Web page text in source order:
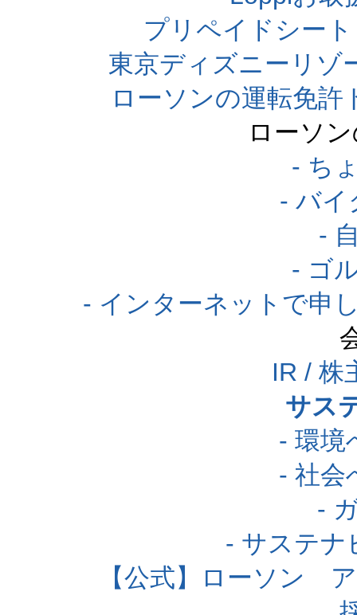
プリペイドシー
東京ディズニーリゾ
ローソンの運転免
ローソ
- ち
- バイ
-
- ゴ
- インターネットで申
IR / 株
サス
- 環境
- 社会
-
- サステナ
【公式】ローソン